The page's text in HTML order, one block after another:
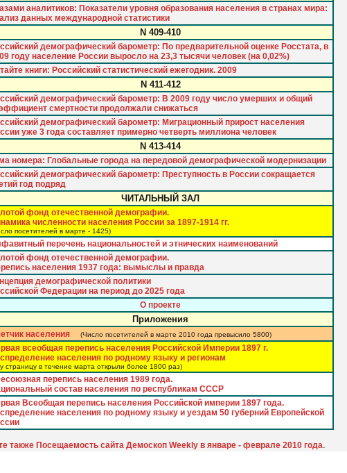
аналитиков: Показатели уровня образования населения в странах мира:
данных международной статистики
N 409-410
демографический барометр: По предварительной оценке Росстата, в
году население России выросло на 23,3 тысячи человек (на 0,02%)
книги: Российский статистический ежегодник. 2009
N 411-412
демографический барометр: В 2009 году число умерших и общий
смертности продолжали снижаться
демографический барометр: Миграционный прирост населения
уже 3 года составляет примерно четверть миллиона человек
N 413-414
номера: Глобальные города на передовой демографической модернизации
демографический барометр: Преступность в России сокращается
год подряд
ЧИТАЛЬНЫЙ ЗАЛ
фонд отечественной демографии.
численности населения России за 1897-1914 гг.
посетителей в марте - 1425)
перечень национальностей и этнических наименований
фонд отечественной демографии.
населения 1937 года: вымыслы и правда
демографической политики
Федерации на период до 2025 года
О проекте
Приложения
населения (Число посетителей в марте 2010 года превысило 5800)
всеобщая перепись населения Российской Империи 1897 г.
населения по родному языку и регионам
страницу в течение марта открыли более 1800 раз)
перепись населения 1989 года.
состав населения по республикам СССР
Всеобщая перепись населения Российской империи 1897 года.
населения по родному языку и уездам 50 губерний Европейской
также Посещаемость сайта Демоскоп Weekly в январе - феврале 2010 года